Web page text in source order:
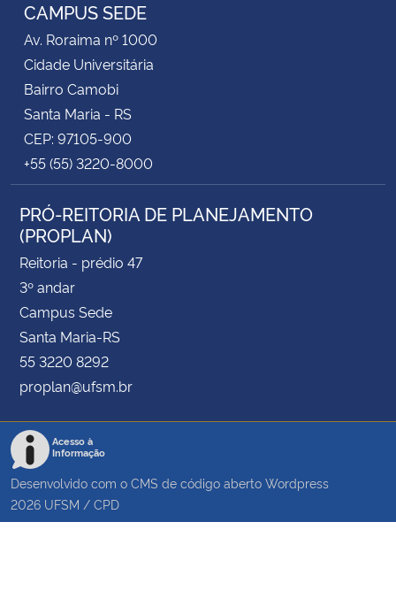
CAMPUS SEDE
Av. Roraima nº 1000
Cidade Universitária
Bairro Camobi
Santa Maria - RS
CEP: 97105-900
+55 (55) 3220-8000
PRÓ-REITORIA DE PLANEJAMENTO
(PROPLAN)
Reitoria - prédio 47
3º andar
Campus Sede
Santa Maria-RS
55 3220 8292
proplan@ufsm.br
Acesso à
Informação
Desenvolvido com o CMS de código aberto Wordpress
2026 UFSM / CPD